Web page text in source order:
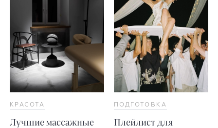
КРАСОТА
Лучшие массажные
ПОДГОТОВКА
Плейлист для